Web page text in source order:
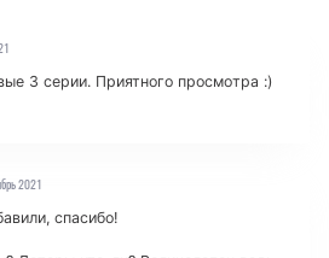
3 серии. Приятного просмотра :)
2021
спасибо!